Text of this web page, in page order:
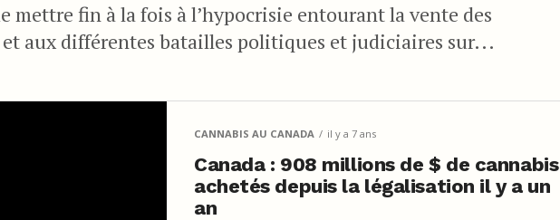
mettre fin à la fois à l’hypocrisie entourant la vente des
aux différentes batailles politiques et judiciaires sur...
CANNABIS AU CANADA il y a 7 ans
Canada : 908 millions de $ de cannabis
achetés depuis la légalisation il y a un
an